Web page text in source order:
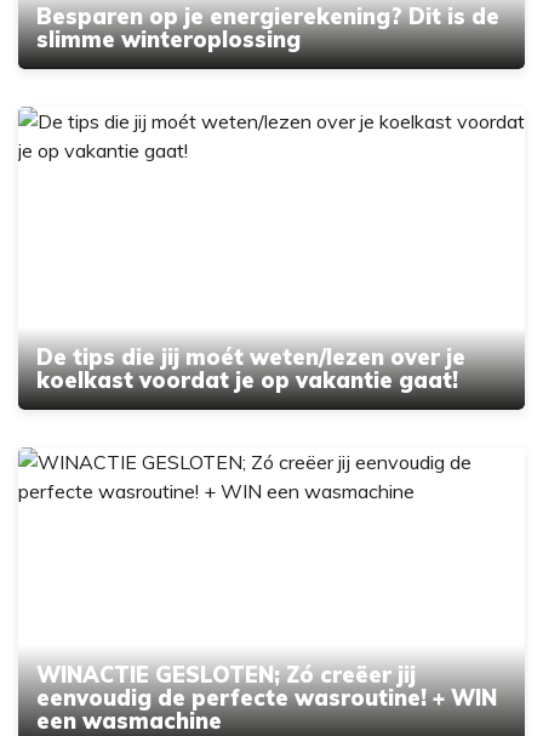
Besparen op je energierekening? Dit is de
slimme winteroplossing
De tips die jij moét weten/lezen over je
koelkast voordat je op vakantie gaat!
WINACTIE GESLOTEN; Zó creëer jij
eenvoudig de perfecte wasroutine! + WIN
een wasmachine